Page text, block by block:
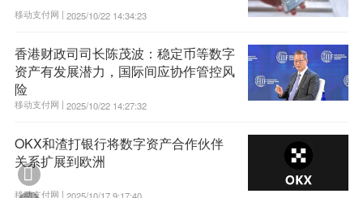
移动支付网 | 2025/10/22 14:34:23
香港财政司司长陈茂波：稳定币等数字
资产有发展潜力，国际间应协作管控风
险
移动支付网 | 2025/10/22 14:27:32
OKX和渣打银行将数字资产合作伙伴
关系扩展到欧洲
移动支付网 |
